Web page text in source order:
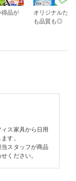
得品が
オリジナルだか
も品質も◎
ス家具から日用
す。
スタッフが商品
ください。